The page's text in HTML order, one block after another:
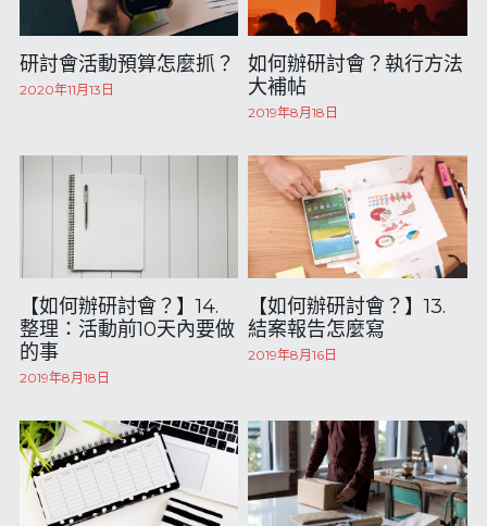
研討會活動預算怎麼抓？
2020年11月13日
如何辦研討會？執行方法
大補帖
2019年8月18日
【如何辦研討會？】14.
整理：活動前10天內要做
的事
2019年8月18日
【如何辦研討會？】13.
結案報告怎麼寫
2019年8月16日